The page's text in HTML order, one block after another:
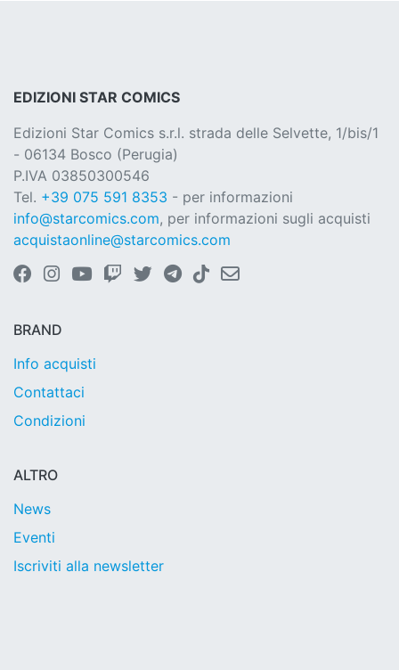
EDIZIONI STAR COMICS
Edizioni Star Comics s.r.l. strada delle Selvette, 1/bis/1
- 06134 Bosco (Perugia)
P.IVA 03850300546
Tel. +39 075 591 8353 - per informazioni
info@starcomics.com, per informazioni sugli acquisti
acquistaonline@starcomics.com
BRAND
Info acquisti
Contattaci
Condizioni
ALTRO
News
Eventi
Iscriviti alla newsletter